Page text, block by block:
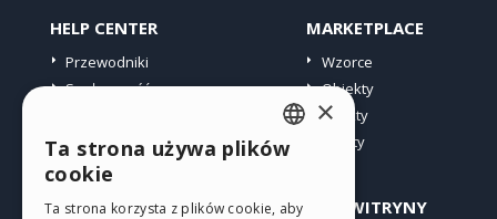
HELP CENTER
Przewodniki
Społeczność
MARKETPLACE
Wzorce
Obiekty
Punkty
Oferty
PROFIL INNE WITRYNY
ENGLISH
×
Ta strona używa plików
cookie
Ta strona korzysta z plików cookie, aby